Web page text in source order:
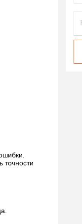
точности